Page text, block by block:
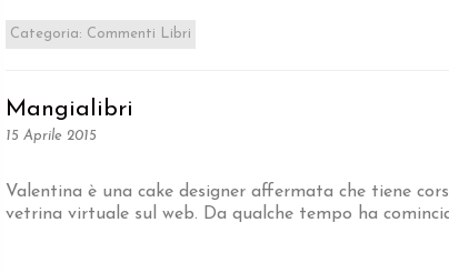
Categoria: Commenti Libri
Mangialibri
15 Aprile 2015
Valentina è una cake designer affermata che tiene
vetrina virtuale sul web. Da qualche tempo ha